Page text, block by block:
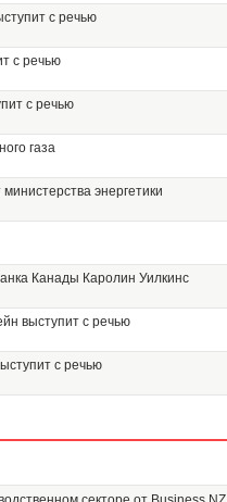
с речью
с речью
с речью
газа
энергетики
Канады Каролин Уилкинс
выступит с речью
с речью